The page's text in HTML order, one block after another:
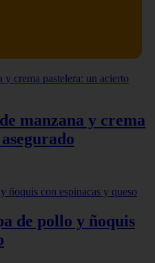
manzana y crema
de pollo y ñoquis